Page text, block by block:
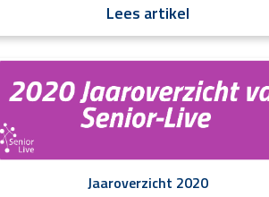
Lees artikel
Jaaroverzicht 2020